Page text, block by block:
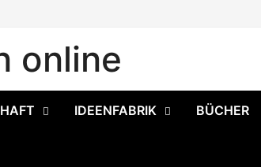
online
IDEENFABRIK BÜCHER